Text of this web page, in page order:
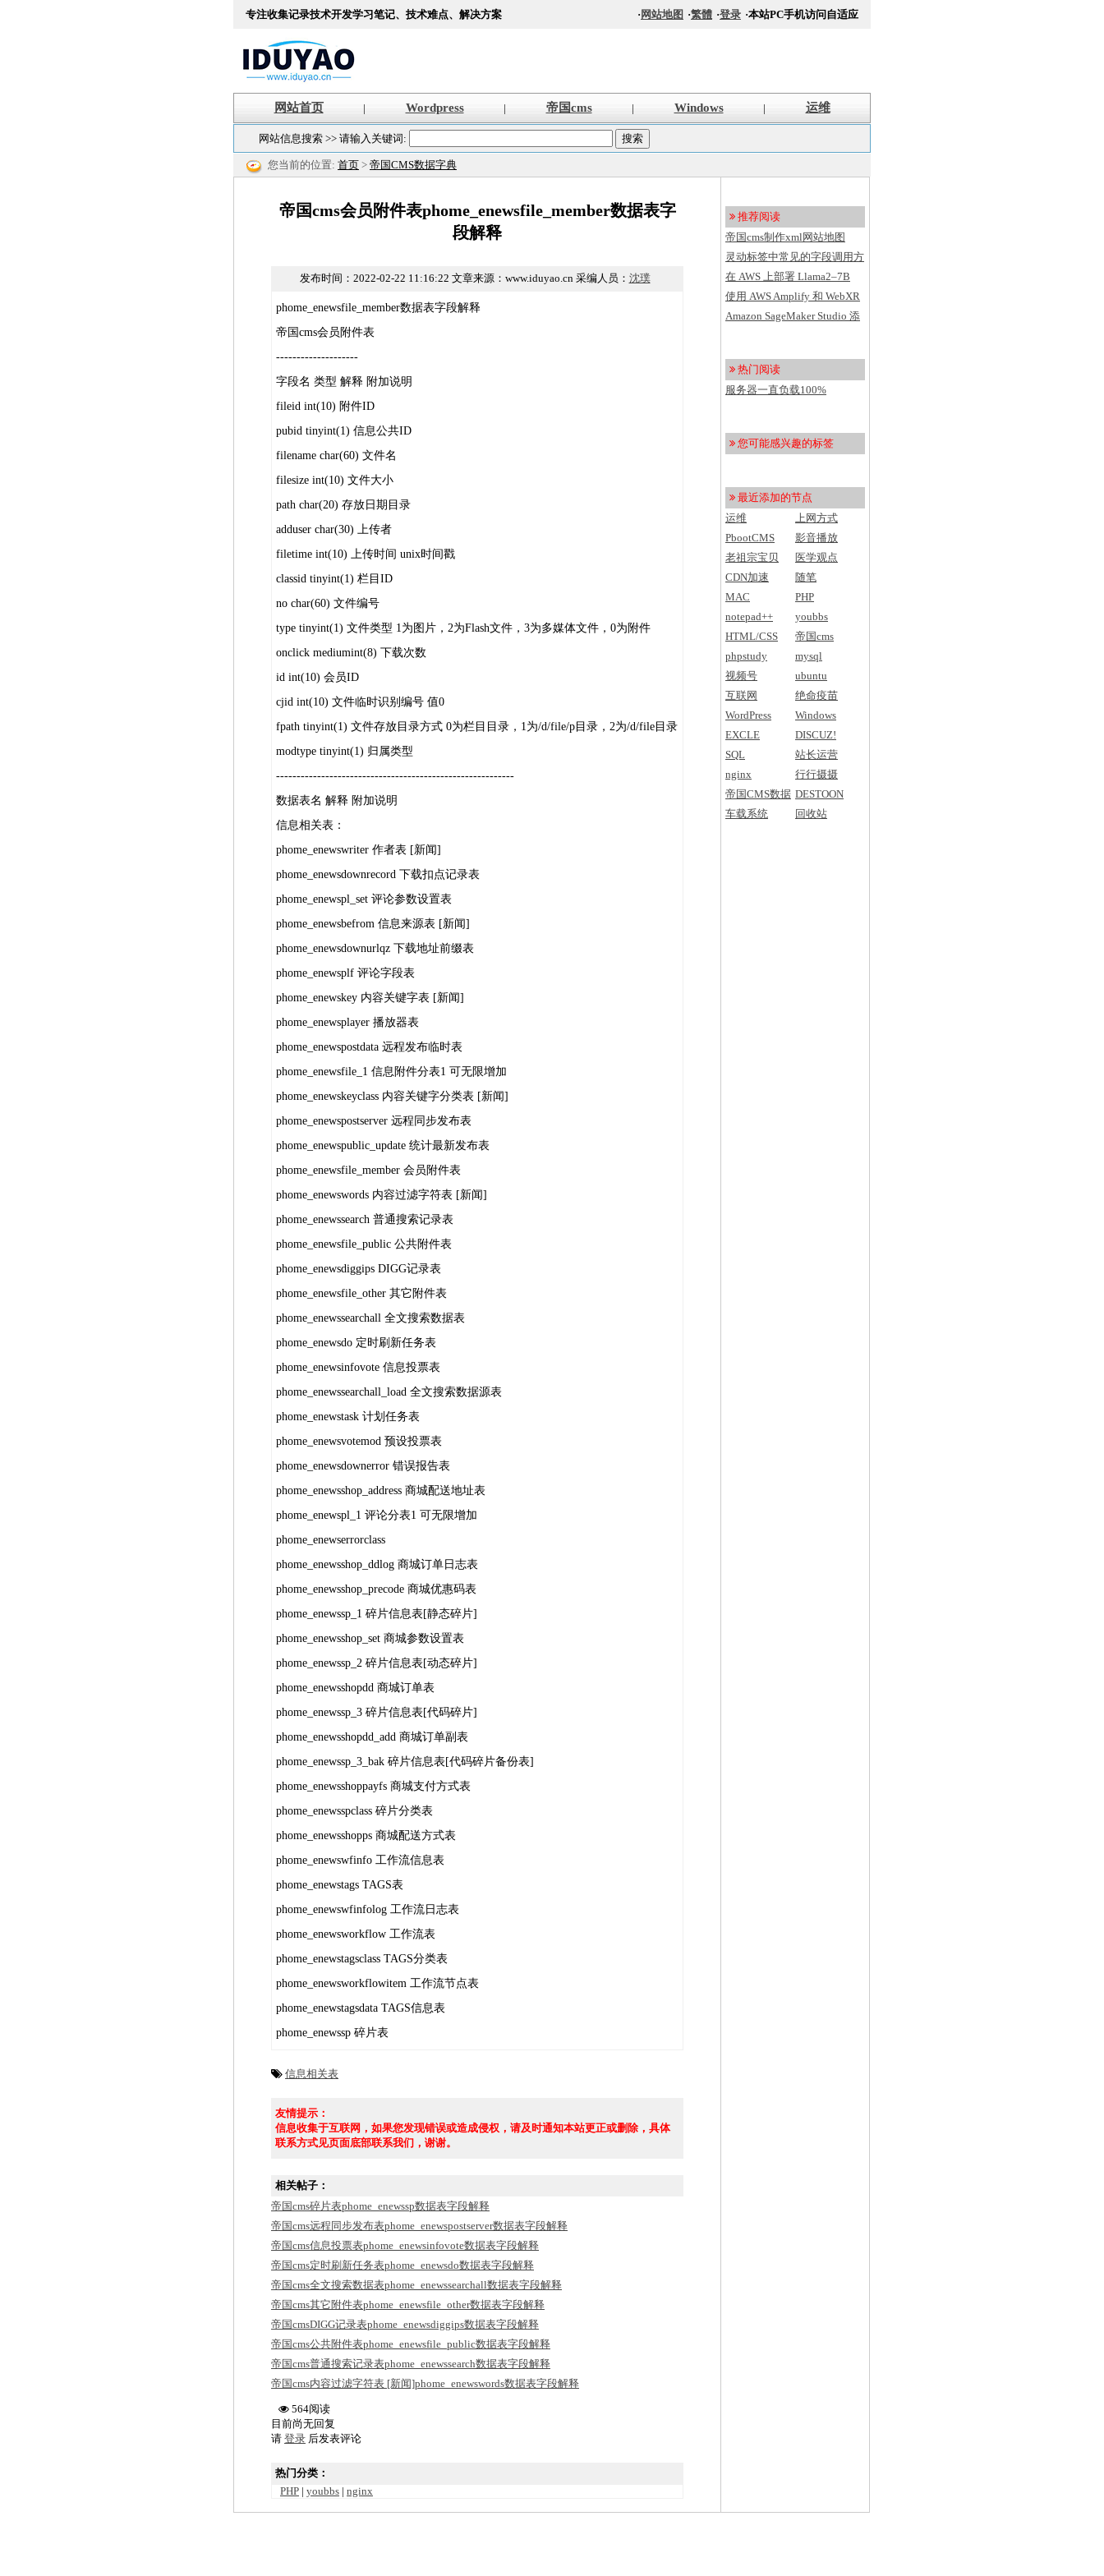
专注收集记录技术开发学习笔记、技术难点、解决方案 · 网站地图 ·繁體 ·登录 ·本站PC手机访问自适应
网站首页 | Wordpress | 帝国cms | Windows | 运维
网站信息搜索 >> 请输入关键词:
您当前的位置: 首页 > 帝国CMS数据字典
帝国cms会员附件表phome_enewsfile_member数据表字
段解释
发布时间： 2022-02-22 11:16:22 文章来源：www.iduyao.cn 采编人员： 沈璞
phome_enewsfile_member数据表字段解释
帝国cms会员附件表
--------------------
字段名 类型 解释 附加说明
fileid int(10) 附件ID
pubid tinyint(1) 信息公共ID
filename char(60) 文件名
filesize int(10) 文件大小
path char(20) 存放日期目录
adduser char(30) 上传者
filetime int(10) 上传时间 unix时间戳
classid tinyint(1) 栏目ID
no char(60) 文件编号
type tinyint(1) 文件类型 1为图片，2为Flash文件，3为多媒体文件，0为附件
onclick mediumint(8) 下载次数
id int(10) 会员ID
cjid int(10) 文件临时识别编号 值0
fpath tinyint(1) 文件存放目录方式 0为栏目目录，1为/d/file/p目录，2为/d/file目录
modtype tinyint(1) 归属类型
----------------------------------------------------------
数据表名 解释 附加说明
信息相关表：
phome_enewswriter 作者表 [新闻]
phome_enewsdownrecord 下载扣点记录表
phome_enewspl_set 评论参数设置表
phome_enewsbefrom 信息来源表 [新闻]
phome_enewsdownurlqz 下载地址前缀表
phome_enewsplf 评论字段表
phome_enewskey 内容关键字表 [新闻]
phome_enewsplayer 播放器表
phome_enewspostdata 远程发布临时表
phome_enewsfile_1 信息附件分表1 可无限增加
phome_enewskeyclass 内容关键字分类表 [新闻]
phome_enewspostserver 远程同步发布表
phome_enewspublic_update 统计最新发布表
phome_enewsfile_member 会员附件表
phome_enewswords 内容过滤字符表 [新闻]
phome_enewssearch 普通搜索记录表
phome_enewsfile_public 公共附件表
phome_enewsdiggips DIGG记录表
phome_enewsfile_other 其它附件表
phome_enewssearchall 全文搜索数据表
phome_enewsdo 定时刷新任务表
phome_enewsinfovote 信息投票表
phome_enewssearchall_load 全文搜索数据源表
phome_enewstask 计划任务表
phome_enewsvotemod 预设投票表
phome_enewsdownerror 错误报告表
phome_enewsshop_address 商城配送地址表
phome_enewspl_1 评论分表1 可无限增加
phome_enewserrorclass
phome_enewsshop_ddlog 商城订单日志表
phome_enewsshop_precode 商城优惠码表
phome_enewssp_1 碎片信息表[静态碎片]
phome_enewsshop_set 商城参数设置表
phome_enewssp_2 碎片信息表[动态碎片]
phome_enewsshopdd 商城订单表
phome_enewssp_3 碎片信息表[代码碎片]
phome_enewsshopdd_add 商城订单副表
phome_enewssp_3_bak 碎片信息表[代码碎片备份表]
phome_enewsshoppayfs 商城支付方式表
phome_enewsspclass 碎片分类表
phome_enewsshopps 商城配送方式表
phome_enewswfinfo 工作流信息表
phome_enewstags TAGS表
phome_enewswfinfolog 工作流日志表
phome_enewsworkflow 工作流表
phome_enewstagsclass TAGS分类表
phome_enewsworkflowitem 工作流节点表
phome_enewstagsdata TAGS信息表
phome_enewssp 碎片表
信息相关表
友情提示：
信息收集于互联网，如果您发现错误或造成侵权，请及时通知本站更正或删除，具体
联系方式见页面底部联系我们，谢谢。
相关帖子：
帝国cms碎片表phome_enewssp数据表字段解释
帝国cms远程同步发布表phome_enewspostserver数据表字段解释
帝国cms信息投票表phome_enewsinfovote数据表字段解释
帝国cms定时刷新任务表phome_enewsdo数据表字段解释
帝国cms全文搜索数据表phome_enewssearchall数据表字段解释
帝国cms其它附件表phome_enewsfile_other数据表字段解释
帝国cmsDIGG记录表phome_enewsdiggips数据表字段解释
帝国cms公共附件表phome_enewsfile_public数据表字段解释
帝国cms普通搜索记录表phome_enewssearch数据表字段解释
帝国cms内容过滤字符表 [新闻]phome_enewswords数据表字段解释
564阅读
目前尚无回复
请 登录 后发表评论
热门分类：
PHP | youbbs | nginx
推荐阅读
帝国cms制作xml网站地图
sitemap方法
灵动标签中常见的字段调用方
法汇总
在 AWS 上部署 Llama2–7B
使用 AWS Amplify 和 WebXR
创建具有用户洞察的 VR 应用
Amazon SageMaker Studio 添
了用户入门
热门阅读
服务器一直负载100%
您可能感兴趣的标签
最近添加的节点
运维
PbootCMS
老祖宗宝贝
CDN加速
MAC
notepad++
HTML/CSS
phpstudy
视频号
互联网
WordPress
EXCLE
SQL
nginx
帝国CMS数据
字典
车载系统
上网方式
影音播放
医学观点
随笔
PHP
youbbs
帝国cms
mysql
ubuntu
绝命疫苗
Windows
DISCUZ!
站长运营
行行摄摄
DESTOON
回收站